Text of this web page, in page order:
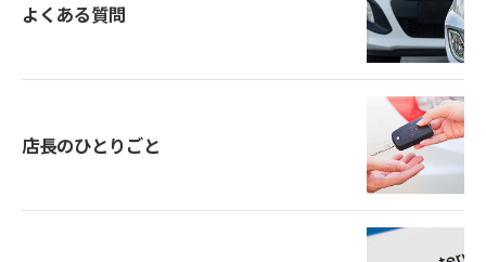
よくある質問
店長のひとりごと